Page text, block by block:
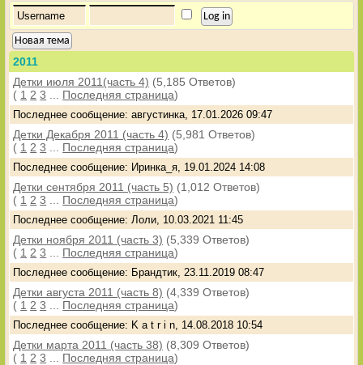
Новая тема
2011
Детки июля 2011(часть 4) (5,185 Ответов)
( 1 2 3 Последняя страница)
Последнее сообщение: августинка, 17.01.2026 09:47
Детки Декабря 2011 (часть 4) (5,981 Ответов)
( 1 2 3 Последняя страница)
Последнее сообщение: Иринка_я, 19.01.2024 14:08
Детки сентября 2011 (часть 5) (1,012 Ответов)
( 1 2 3 Последняя страница)
Последнее сообщение: Лоли, 10.03.2021 11:45
Детки ноября 2011 (часть 3) (5,339 Ответов)
( 1 2 3 Последняя страница)
Последнее сообщение: Брандтик, 23.11.2019 08:47
Детки августа 2011 (часть 8) (4,339 Ответов)
( 1 2 3 Последняя страница)
Последнее сообщение: K a t r i n, 14.08.2018 10:54
Детки марта 2011 (часть 38) (8,309 Ответов)
( 1 2 3 Последняя страница)